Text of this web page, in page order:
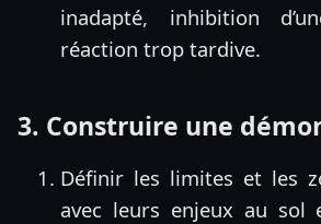
inadapté, inhibition
réaction trop tardive.
3. Construire une
Définir les limites et les
avec leurs enjeux au sol